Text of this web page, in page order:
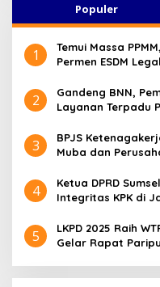
Populer
1
Temui Massa
Permen ESDM
2
Gandeng BNN,
Layanan Terpadu
3
BPJS
Muba dan
4
Ketua DPRD
Integritas KPK di
5
LKPD 2025 Raih
Gelar Rapat